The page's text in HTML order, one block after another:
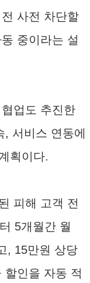
사전 차단할
중이라는 설
업도 추진한
서비스 연동에
획이다.
피해 고객 전
5개월간 월
, 15만원 상당
할인을 자동 적